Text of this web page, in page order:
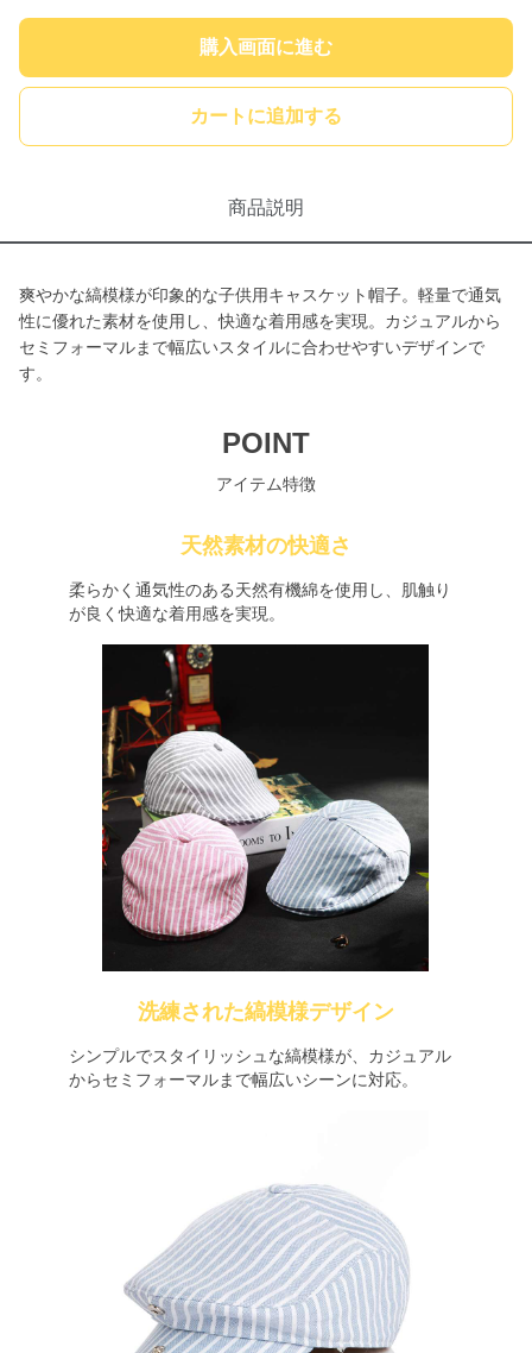
購入画面に進む
カートに追加する
商品説明
爽やかな縞模様が印象的な子供用キャスケット帽子。軽量で通気
性に優れた素材を使用し、快適な着用感を実現。カジュアルから
セミフォーマルまで幅広いスタイルに合わせやすいデザインで
す。
POINT
アイテム特徴
天然素材の快適さ
柔らかく通気性のある天然有機綿を使用し、肌触り
が良く快適な着用感を実現。
洗練された縞模様デザイン
シンプルでスタイリッシュな縞模様が、カジュアル
からセミフォーマルまで幅広いシーンに対応。